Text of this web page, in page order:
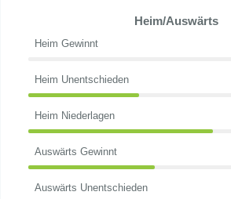
Heim/Auswärts
Heim Gewinnt
Heim Unentschieden
Heim Niederlagen
Auswärts Gewinnt
Auswärts Unentschieden